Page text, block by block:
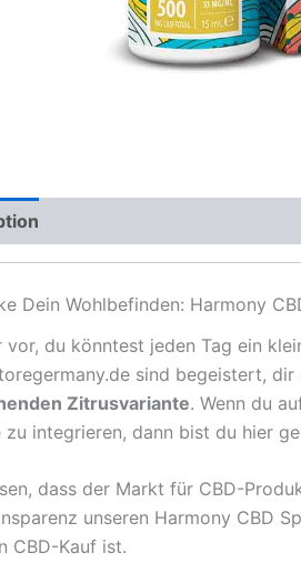
Dein Wohlbefinden: Harmony
vor, du könntest jeden Tag ein
sind begeistert,
Zitrusvariante. Wenn du
zu integrieren, dann bist du hier
dass der Markt für CBD-
unseren Harmony CBD
CBD-Kauf ist.